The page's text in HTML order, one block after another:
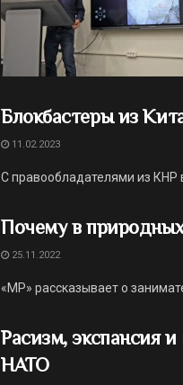
Блокбастеры из
11.02.2023
С правообладателями из КНР
Почему в
25.11.2022
«МР» рассказывает о
Расизм, экспансия
НАТО